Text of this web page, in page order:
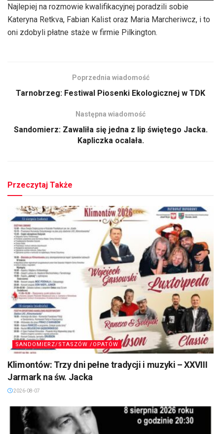
dźwiękowych
Najlepiej na rozmowie kwalifikacyjnej poradzili sobie
Kateryna Retkva, Fabian Kalist oraz Maria Marcheriwcz, i to
oni zdobyli płatne staże w firmie Pilkington.
Poprzednia wiadomość
Tarnobrzeg: Festiwal Piosenki Ekologicznej w TDK
Następna wiadomość
Sandomierz: Zawaliła się jedna z lip świętego Jacka.
Kapliczka ocalała.
Przeczytaj Także
SANDOMIERZ/STASZÓW /OPATÓW
Klimontów: Trzy dni pełne tradycji i muzyki – XXVIII
Jarmark na św. Jacka
2026-08-07